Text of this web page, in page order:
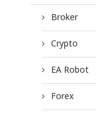
Broker
Crypto
EA Robot
Forex